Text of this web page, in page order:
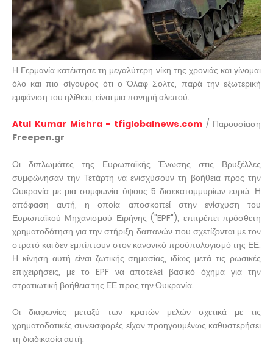
Η Γερμανία κατέκτησε τη μεγαλύτερη νίκη της χρονιάς και γίνομαι
όλο και πιο σίγουρος ότι ο Όλαφ Σολτς, παρά την εξωτερική
εμφάνιση του ηλίθιου, είναι μια πονηρή αλεπού.
Atul Kumar Mishra - tfiglobalnews.com / Παρουσίαση
Freepen.gr
Οι διπλωμάτες της Ευρωπαϊκής Ένωσης στις Βρυξέλλες
συμφώνησαν την Τετάρτη να ενισχύσουν τη βοήθεια προς την
Ουκρανία με μια συμφωνία ύψους 5 δισεκατομμυρίων ευρώ. Η
απόφαση αυτή, η οποία αποσκοπεί στην ενίσχυση του
Ευρωπαϊκού Μηχανισμού Ειρήνης ("EPF"), επιτρέπει πρόσθετη
χρηματοδότηση για την στήριξη δαπανών που σχετίζονται με τον
στρατό και δεν εμπίπτουν στον κανονικό προϋπολογισμό της ΕΕ.
Η κίνηση αυτή είναι ζωτικής σημασίας, ιδίως μετά τις ρωσικές
επιχειρήσεις, με το EPF να αποτελεί βασικό όχημα για την
στρατιωτική βοήθεια της ΕΕ προς την Ουκρανία.
Οι διαφωνίες μεταξύ των κρατών μελών σχετικά με τις
χρηματοδοτικές συνεισφορές είχαν προηγουμένως καθυστερήσει
τη διαδικασία αυτή.